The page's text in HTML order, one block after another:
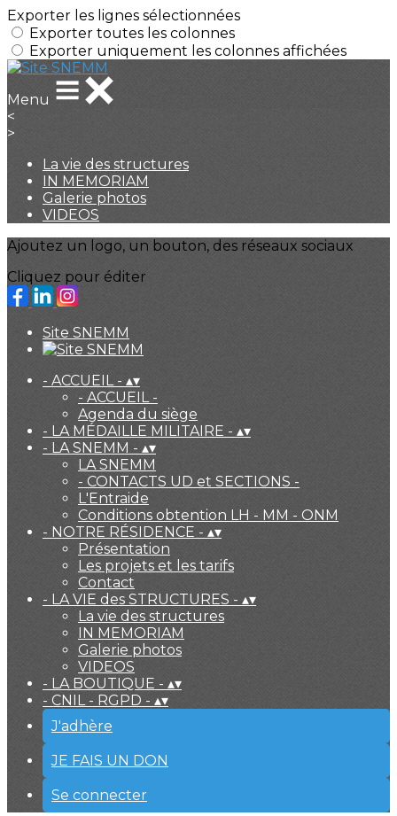
Exporter les lignes sélectionnées
Exporter toutes les colonnes
Exporter uniquement les colonnes affichées
Menu
<
>
La vie des structures
IN MEMORIAM
Galerie photos
VIDEOS
Ajoutez un logo, un bouton, des réseaux sociaux
Cliquez pour éditer
Site SNEMM
- ACCUEIL - ▴▾
- ACCUEIL -
Agenda du siège
- LA MÉDAILLE MILITAIRE - ▴▾
- LA SNEMM - ▴▾
LA SNEMM
- CONTACTS UD et SECTIONS -
L'Entraide
Conditions obtention LH - MM - ONM
- NOTRE RÉSIDENCE - ▴▾
Présentation
Les projets et les tarifs
Contact
- LA VIE des STRUCTURES - ▴▾
La vie des structures
IN MEMORIAM
Galerie photos
VIDEOS
- LA BOUTIQUE - ▴▾
- CNIL - RGPD - ▴▾
J'adhère
JE FAIS UN DON
Se connecter